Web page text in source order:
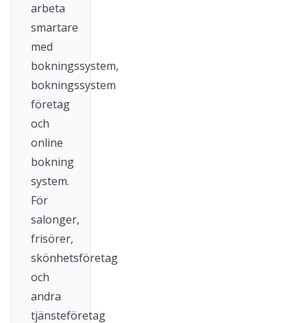
arbeta
smartare
med
bokningssystem,
bokningssystem
företag
och
online
bokning
system.
För
salonger,
frisörer,
skönhetsföretag
och
andra
tjänsteföretag